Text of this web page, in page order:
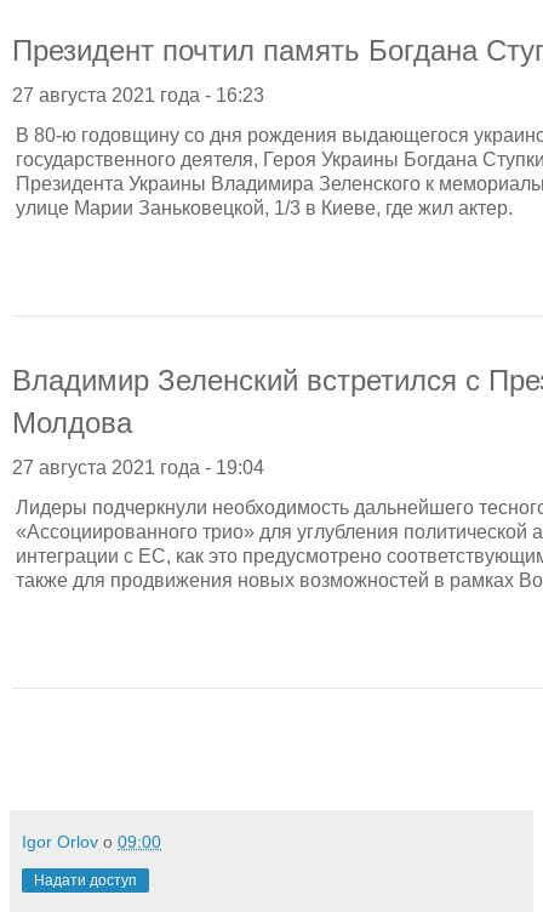
Президент почтил память Богдана
27 августа 2021 года - 16:23
В 80-ю годовщину со дня рождения выдающегося
государственного деятеля, Героя Украины Богдана
Президента Украины Владимира Зеленского к
улице Марии Заньковецкой, 1/3 в Киеве, где жил актер.
Владимир Зеленский встретился с
Молдова
27 августа 2021 года - 19:04
Лидеры подчеркнули необходимость дальнейшего
«Ассоциированного трио» для углубления политической
интеграции с ЕС, как это предусмотрено
также для продвижения новых возможностей в рамках
Igor Orlov о 09:00
Надати доступ